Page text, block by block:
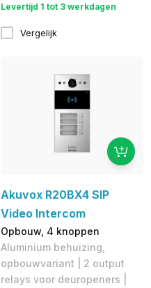
Levertijd 1 tot 3 werkdagen
Vergelijk
Akuvox R20BX4 SIP
Video Intercom
Opbouw, 4 knoppen
Aluminium behuizing,
opbouwvariant | 2 output
relays voor deuropeners |